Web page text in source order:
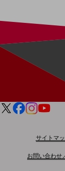
小売・卸売業
建設業
ゲーム感覚で見つけ
ビジネスお悩み診断
相談・申し込みができ
サイトマ
お問い合わせ